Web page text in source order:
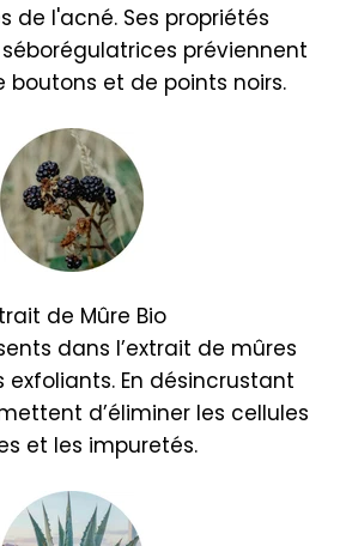
de l'acné. Ses propriétés
préviennent
boutons et de points noirs.
de Mûre Bio
dans l’extrait de mûres
En désincrustant
d’éliminer les cellules
et les impuretés.